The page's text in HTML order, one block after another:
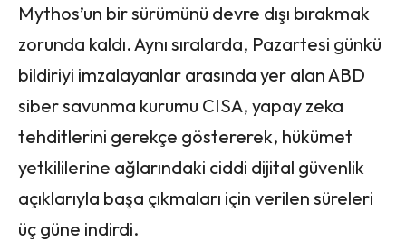
Mythos’un bir sürümünü devre dışı bırakmak
zorunda kaldı. Aynı sıralarda, Pazartesi günkü
bildiriyi imzalayanlar arasında yer alan ABD
siber savunma kurumu CISA, yapay zeka
tehditlerini gerekçe göstererek, hükümet
yetkililerine ağlarındaki ciddi dijital güvenlik
açıklarıyla başa çıkmaları için verilen süreleri
üç güne indirdi.